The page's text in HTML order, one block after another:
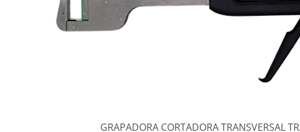
GRAPADORA CORTADORA TRANSVERSAL